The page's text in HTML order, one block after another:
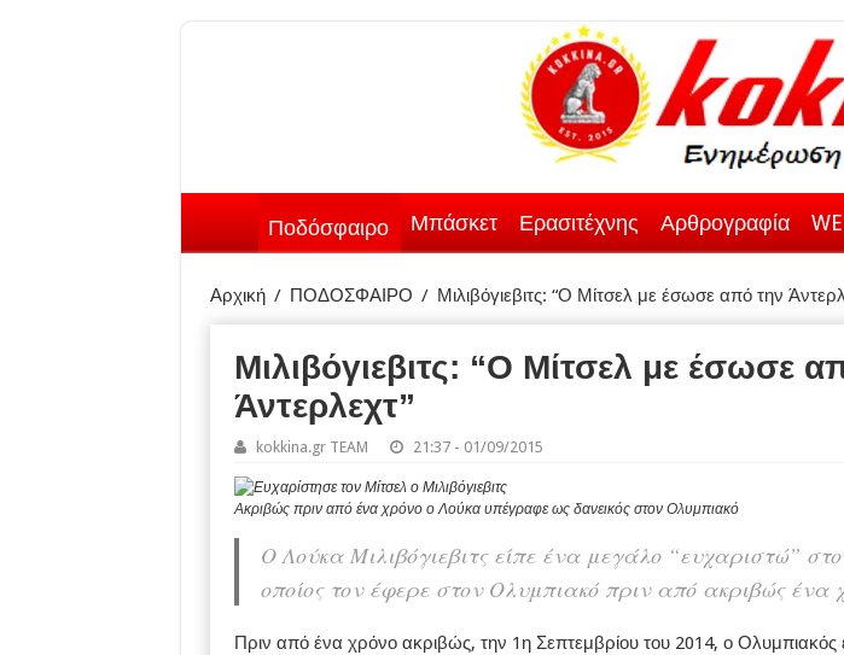
Ποδόσφαιρο Μπάσκετ Ερασιτέχνης Αρθρογραφία
Αρχική / ΠΟΔΟΣΦΑΙΡΟ / Μιλιβόγιεβιτς: “Ο Μίτσελ με έσωσε από την
Μιλιβόγιεβιτς: “Ο Μίτσελ με έσωσε
Άντερλεχτ”
kokkina.gr TEAM 21:37 - 01/09/2015
Ακριβώς πριν από ένα χρόνο ο Λούκα υπέγραφε ως δανεικός στον Ολυμπιακό
Ο Λούκα Μιλιβόγιεβιτς είπε ένα μεγάλο “ευχαριστώ”
οποίος τον έφερε στον Ολυμπιακό πριν από ακριβώς ένα
Πριν από ένα χρόνο ακριβώς, την 1η Σεπτεμβρίου του 2014, ο Ολυμπιακός